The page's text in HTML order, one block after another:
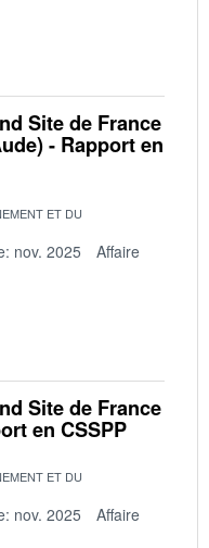
Site de France
- Rapport en
ET DU
nov. 2025
Affaire
Site de France
en CSSPP
ET DU
nov. 2025
Affaire